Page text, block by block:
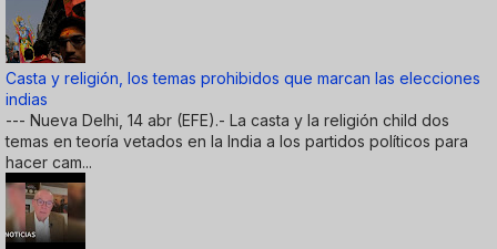
Casta y religión, los temas prohibidos que marcan las elecciones
indias
--- Nueva Delhi, 14 abr (EFE).- La casta y la religión child dos
temas en teoría vetados en la India a los partidos políticos para
hacer cam...